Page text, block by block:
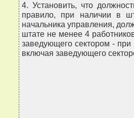
4. Установить, что
правило, при наличии в
начальника управления,
штате не менее 4
заведующего сектором -
включая заведующего